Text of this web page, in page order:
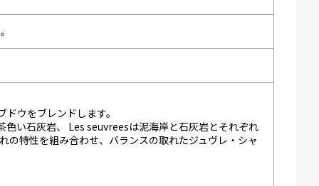
ウをブレンドします。
い石灰岩、 Les seuvreesは泥海岸と石灰岩とそれぞれ
の特性を組み合わせ、バランスの取れたジュヴレ・シャ